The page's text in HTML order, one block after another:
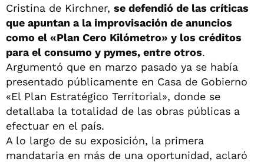
Cristina de Kirchner, se defendió de las críticas
que apuntan a la improvisación de anuncios
como el «Plan Cero Kilómetro» y los créditos
para el consumo y pymes, entre otros.
Argumentó que en marzo pasado ya se había
presentado públicamente en Casa de Gobierno
«El Plan Estratégico Territorial», donde se
detallaba la totalidad de las obras públicas a
efectuar en el país.
A lo largo de su exposición, la primera
mandataria en más de una oportunidad, aclaró